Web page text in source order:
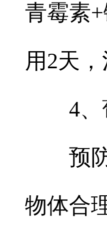
青霉素
用2天
4
预
物体合